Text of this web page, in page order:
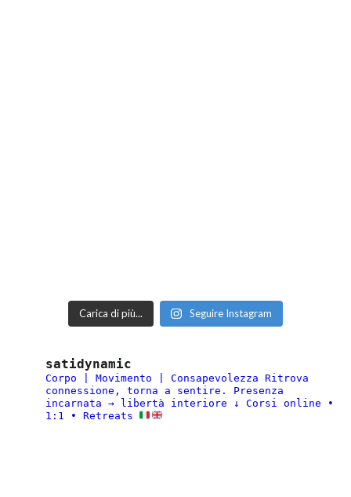
Carica di più... Seguire Instagram
satidynamic
Corpo | Movimento | Consapevolezza Ritrova
connessione, torna a sentire.
Presenza
incarnata → libertà interiore ↓ Corsi online •
1:1 • Retreats